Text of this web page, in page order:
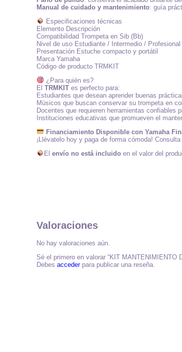
Manual de cuidado y mantenimiento: guía
Especificaciones técnicas
Elemento Descripción
Compatibilidad Trompeta en Sib (Bb)
Nivel de uso Estudiante / Intermedio / Profesional
Presentación Estuche compacto y portátil
Marca Yamaha
Código de producto TRMKIT
¿Para quién es?
El TRMKIT es perfecto para:
Estudiantes que desean aprender buenas
Músicos que buscan conservar su trompeta en
Docentes que requieren herramientas confiables
Instituciones educativas que promueven el
Financiamiento Disponible con Yamaha
¡Llévatelo hoy y paga de forma cómoda!
El envío no está incluidoen el valor del
Valoraciones
No hay valoraciones aún.
Sé el primero en valorar “KIT MANTENIMIENTO
Debes accederpara publicar una reseña.